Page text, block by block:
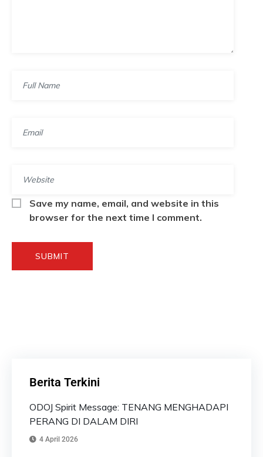
Save my name, email, and website in this
browser for the next time I comment.
Berita Terkini
ODOJ Spirit Message: TENANG MENGHADAPI
PERANG DI DALAM DIRI
4 April 2026